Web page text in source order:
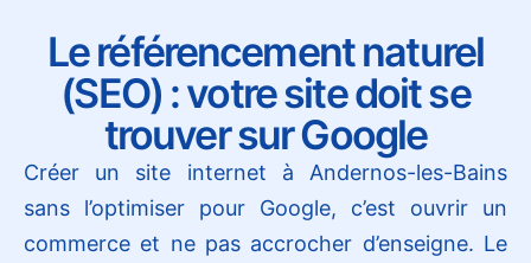
Le référencement naturel
(SEO) : votre site doit se
trouver sur Google
Créer un site internet à Andernos-les-Bains
sans l’optimiser pour Google, c’est ouvrir un
commerce et ne pas accrocher d’enseigne. Le